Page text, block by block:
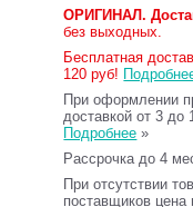
ОРИГИНАЛ.
без выходных.
Бесплатная
120 руб!
При оформлении
доставкой от 3 до
Подробнее »
Рассрочка до 4
При отсутствии
поставщиков цена